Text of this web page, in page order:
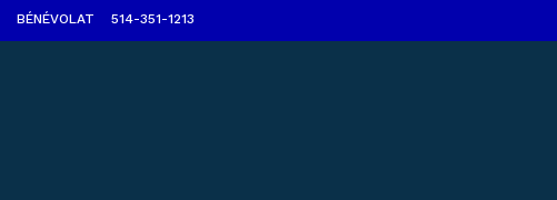
BÉNÉVOLAT 514-351-1213